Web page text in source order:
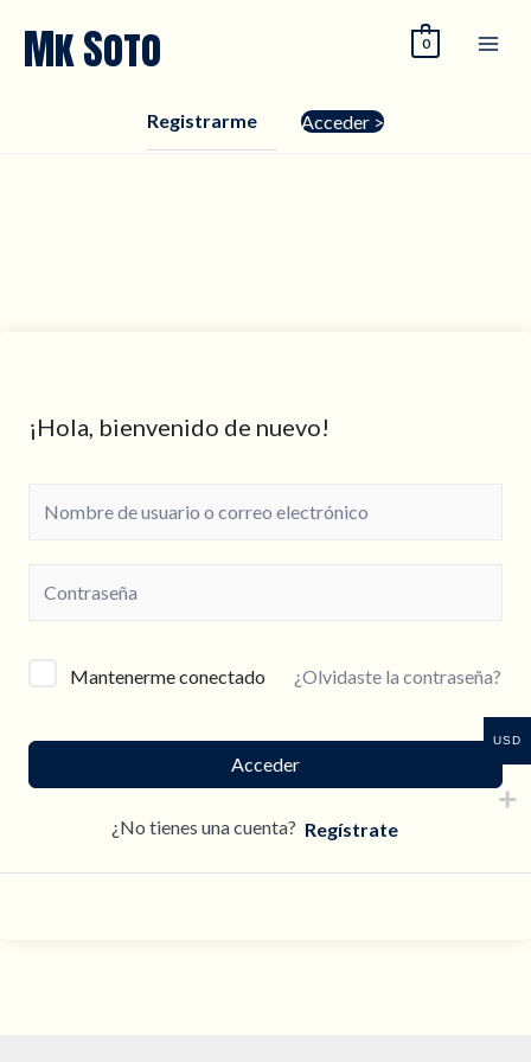
Mk Soto 0
Registrarme Acceder >
¡Hola, bienvenido de nuevo!
Mantenerme conectado ¿Olvidaste la contraseña?
Acceder
¿No tienes una cuenta?
USD